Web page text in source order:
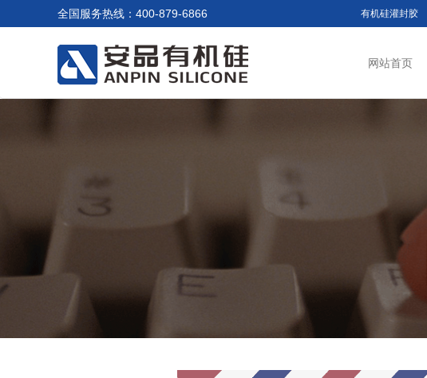
全国服务热线：400-879-6866 有机硅灌封胶
网站首页